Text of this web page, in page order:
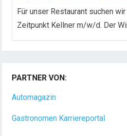
Für unser Restaurant suchen
Zeitpunkt Kellner m/w/d. Der
Dein Arbeitsplatz mit
(m/w/d) Du bist Gastgeber aus
PARTNER VON:
Automagazin
Gastronomen Karriereportal